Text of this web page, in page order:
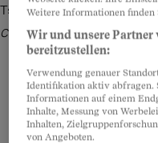
Tscholl dafür, dass es
Chavaillaz
Teilen Anhören
Weitere Informationen finden
Wir und unsere Partner
bereitzustellen:
Verwendung genauer
Identifikation aktiv abfragen.
Informationen auf einem
Inhalte, Messung von
Inhalten,
von Angeboten.